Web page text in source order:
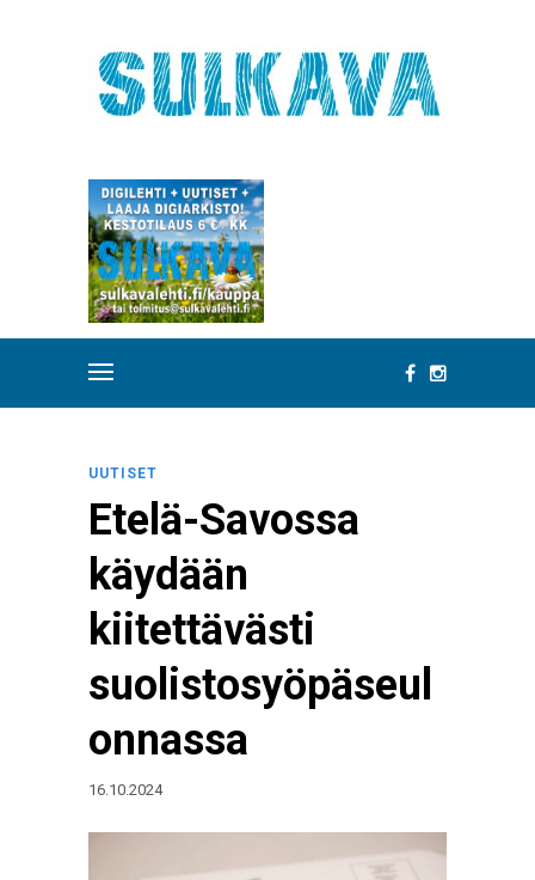
UUTISET
Etelä-Savossa
käydään
kiitettävästi
suolistosyöpäseul
onnassa
16.10.2024